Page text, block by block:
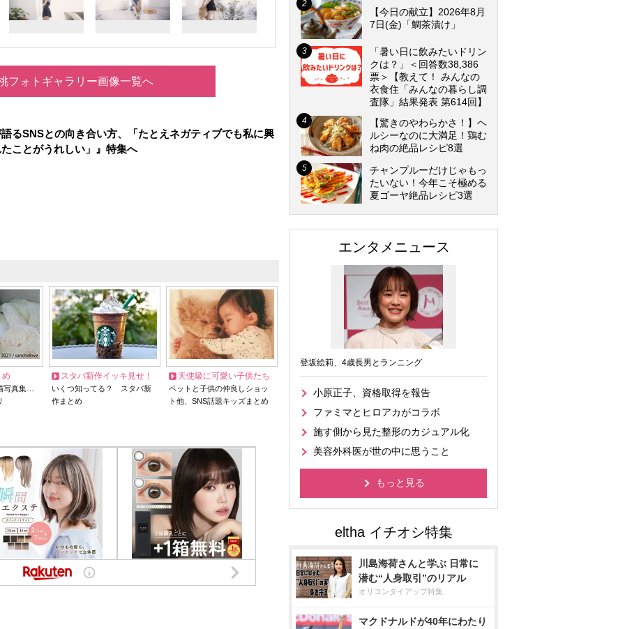
フォトギャラリー画像一覧へ
るSNSとの向き合い方、「たとえネガティブでも私に興
ことがうれしい」』特集へ
め
写真集…
スタバ新作イッキ見せ！
いくつ知ってる？ スタバ新
作まとめ
天使級に可愛い子供たち
ペットと子供の仲良しショッ
ト他、SNS話題キッズまとめ
【今日の献立】2026年8月
7日(金)「鯛茶漬け」
「暑い日に飲みたいドリン
クは？」＜回答数38,386
票＞【教えて！ みんなの
衣食住「みんなの暮らし調
査隊」結果発表 第614回】
【驚きのやわらかさ！】ヘ
ルシーなのに大満足！鶏む
ね肉の絶品レシピ8選
チャンプルーだけじゃもっ
たいない！今年こそ極める
夏ゴーヤ絶品レシピ3選
エンタメニュース
登坂絵莉、4歳長男とランニング
小原正子、資格取得を報告
ファミマとヒロアカがコラボ
施す側から見た整形のカジュアル化
美容外科医が世の中に思うこと
もっと見る
川島海荷さんと学ぶ 日常に
潜む“人身取引”のリアル
オリコンタイアップ特集
マクドナルドが40年にわたり